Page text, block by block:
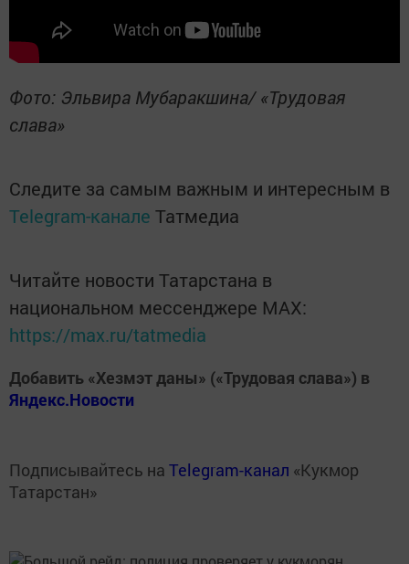
Фото: Эльвира Мубаракшина/ «Трудовая
слава»
Следите за самым важным и интересным в
Telegram-канале Татмедиа
Читайте новости Татарстана в
национальном мессенджере MАХ:
https://max.ru/tatmedia
Добавить «Хезмэт даны» («Трудовая слава») в
Яндекс.Новости
Подписывайтесь на Telegram-канал «Кукмор
Татарстан»